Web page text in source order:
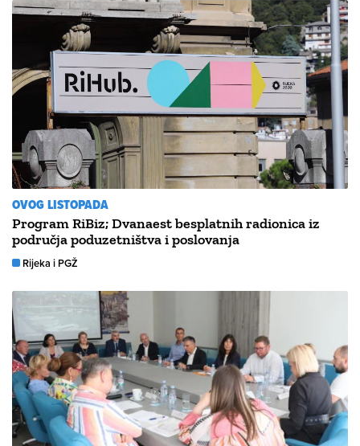
OVOG LISTOPADA
Program RiBiz; Dvanaest besplatnih radionica iz
područja poduzetništva i poslovanja
Rijeka i PGŽ